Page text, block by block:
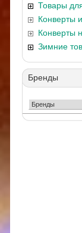
Товары
Конверты
Конверты
Зимние
Бренды